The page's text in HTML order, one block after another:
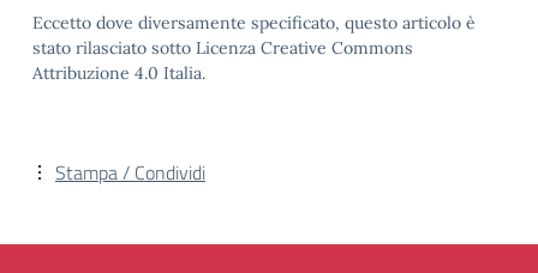
Eccetto dove diversamente specificato, questo articolo è
stato rilasciato sotto Licenza Creative Commons
Attribuzione 4.0 Italia.
Stampa / Condividi